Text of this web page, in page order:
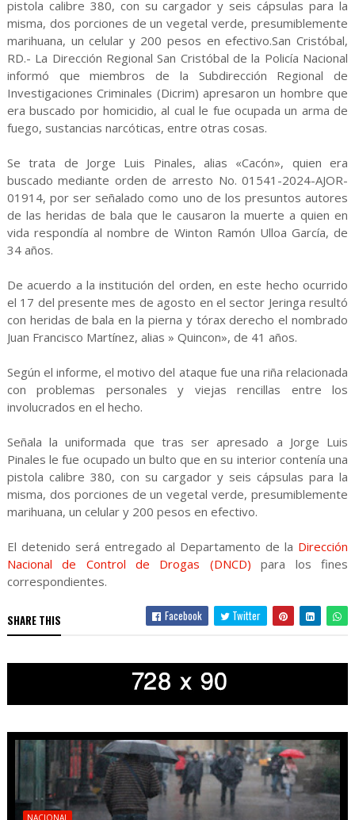
pistola calibre 380, con su cargador y seis cápsulas para la
misma, dos porciones de un vegetal verde, presumiblemente
marihuana, un celular y 200 pesos en efectivo.San Cristóbal,
RD.- La Dirección Regional San Cristóbal de la Policía Nacional
informó que miembros de la Subdirección Regional de
Investigaciones Criminales (Dicrim) apresaron un hombre que
era buscado por homicidio, al cual le fue ocupada un arma de
fuego, sustancias narcóticas, entre otras cosas.
Se trata de Jorge Luis Pinales, alias «Cacón», quien era
buscado mediante orden de arresto No. 01541-2024-AJOR-
01914, por ser señalado como uno de los presuntos autores
de las heridas de bala que le causaron la muerte a quien en
vida respondía al nombre de Winton Ramón Ulloa García, de
34 años.
De acuerdo a la institución del orden, en este hecho ocurrido
el 17 del presente mes de agosto en el sector Jeringa resultó
con heridas de bala en la pierna y tórax derecho el nombrado
Juan Francisco Martínez, alias » Quincon», de 41 años.
Según el informe, el motivo del ataque fue una riña relacionada
con problemas personales y viejas rencillas entre los
involucrados en el hecho.
Señala la uniformada que tras ser apresado a Jorge Luis
Pinales le fue ocupado un bulto que en su interior contenía una
pistola calibre 380, con su cargador y seis cápsulas para la
misma, dos porciones de un vegetal verde, presumiblemente
marihuana, un celular y 200 pesos en efectivo.
El detenido será entregado al Departamento de la Dirección
Nacional de Control de Drogas (DNCD)para los fines
correspondientes.
SHARE THIS Facebook Twitter
NACIONAL